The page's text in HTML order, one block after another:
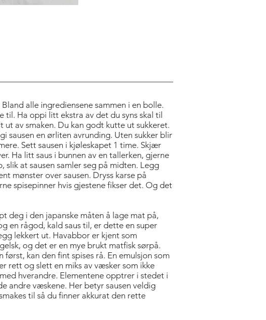
alle ingrediensene sammen i en bolle.
til. Ha oppi litt ekstra av det du syns skal til
ut av smaken. Du kan godt kutte ut sukkeret.
sausen en ørliten avrunding. Uten sukker blir
Sett sausen i kjøleskapet 1 time. Skjær
Ha litt saus i bunnen av en tallerken, gjerne
slik at sausen samler seg på midten. Legg
mønster over sausen. Dryss karse på
spisepinner hvis gjestene fikser det. Og det
deg i den japanske måten å lage mat på,
en rågod, kald saus til, er dette en super
lekkert ut. Havabbor er kjent som
og det er en mye brukt matfisk sørpå.
først, kan den fint spises rå. En emulsjon som
rett og slett en miks av væsker som ikke
hverandre. Elementene opptrer i stedet i
andre væskene. Her betyr sausen veldig
til så du finner akkurat den rette